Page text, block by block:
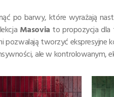
po barwy, które wyrażają
Masovia to propozycja dla
pozwalają tworzyć ekspresyjne
ale w kontrolowanym,